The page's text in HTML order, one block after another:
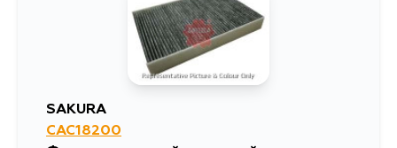
SAKURA
CAC18200